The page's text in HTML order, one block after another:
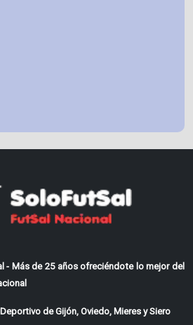
- Más de 25 años ofreciéndote lo mejor del
de Gijón, Oviedo, Mieres y Siero